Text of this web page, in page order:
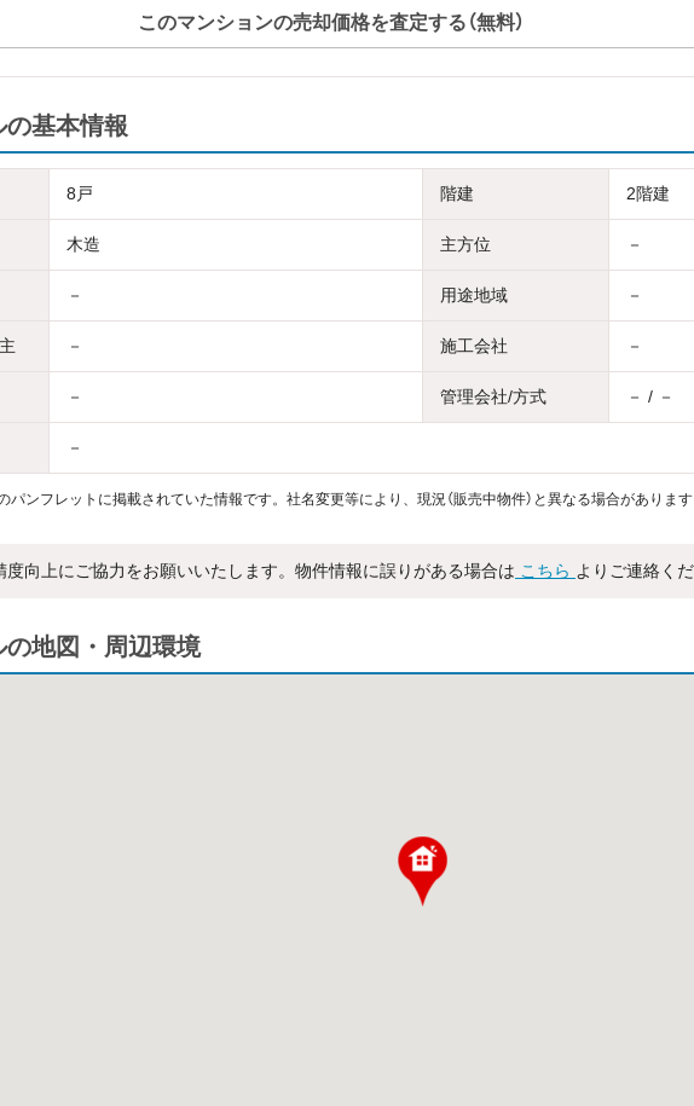
このマンションの売却価格を査定する（無料）
の基本情報
8戸 階建 2階建
木造 主方位 －
－ 用途地域 －
－ 施工会社 －
－ 管理会社/方式 － / －
－
パンフレットに掲載されていた情報です。社名変更等により、現況（販売中物件）と異なる場合があります
度向上にご協力をお願いいたします。物件情報に誤りがある場合は こちら よりご連絡くだ
の地図・周辺環境